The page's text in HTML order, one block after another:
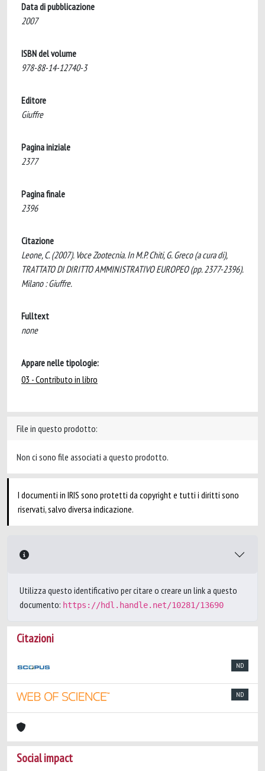
Data di pubblicazione
2007
ISBN del volume
978-88-14-12740-3
Editore
Giuffre
Pagina iniziale
2377
Pagina finale
2396
Citazione
Leone, C. (2007). Voce Zootecnia. In M.P. Chiti, G. Greco (a cura di),
TRATTATO DI DIRITTO AMMINISTRATIVO EUROPEO (pp. 2377-2396).
Milano : Giuffre.
Fulltext
none
Appare nelle tipologie:
03 - Contributo in libro
File in questo prodotto:
Non ci sono file associati a questo prodotto.
I documenti in IRIS sono protetti da copyright e tutti i diritti sono
riservati, salvo diversa indicazione.
Utilizza questo identificativo per citare o creare un link a questo
documento: https://hdl.handle.net/10281/13690
Citazioni
ND
ND
Social impact